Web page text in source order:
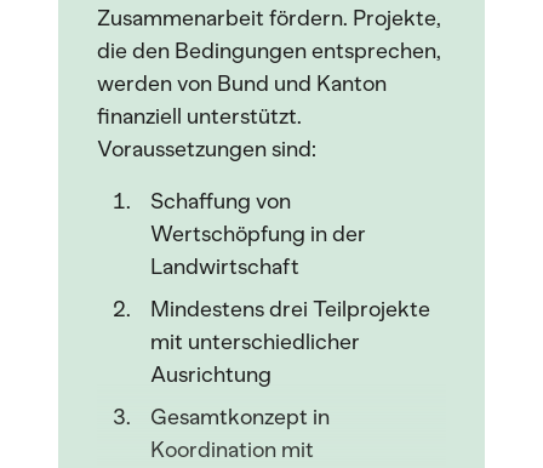
Zusammenarbeit fördern. Projekte,
die den Bedingungen entsprechen,
werden von Bund und Kanton
finanziell unterstützt.
Voraussetzungen sind:
Schaffung von
Wertschöpfung in der
Landwirtschaft
Mindestens drei Teilprojekte
mit unterschiedlicher
Ausrichtung
Gesamtkonzept in
Koordination mit